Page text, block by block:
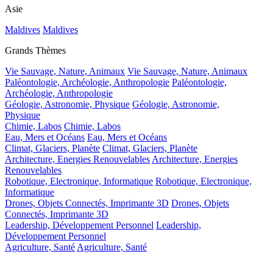
Asie
Maldives Maldives
Grands Thèmes
Vie Sauvage, Nature, Animaux Vie Sauvage, Nature, Animaux
Paléontologie, Archéologie, Anthropologie Paléontologie,
Archéologie, Anthropologie
Géologie, Astronomie, Physique Géologie, Astronomie,
Physique
Chimie, Labos Chimie, Labos
Eau, Mers et Océans Eau, Mers et Océans
Climat, Glaciers, Planète Climat, Glaciers, Planète
Architecture, Energies RenouvelablesArchitecture, Energies
Renouvelables
Robotique, Electronique, Informatique Robotique, Electronique,
Informatique
Drones, Objets Connectés, Imprimante 3D Drones, Objets
Connectés, Imprimante 3D
Leadership, Développement Personnel Leadership,
Développement Personnel
Agriculture, SantéAgriculture, Santé